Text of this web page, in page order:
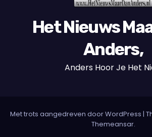
Het Nieuws
Anders,
Anders Hoor Je Het
Met trots aangedreven door WordPress |
Themeansar.